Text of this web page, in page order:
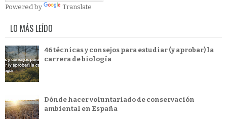
Powered by Translate
LO MÁS LEÍDO
46 técnicas y consejos para estudiar (y aprobar) la
carrera de biología
Dónde hacer voluntariado de conservación
ambiental en España